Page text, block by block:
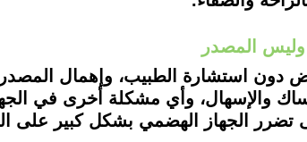
المصدر
دون استشارة الطبيب، وإهمال
والإسهال، وأي مشكلة أخرى في
تضرر الجهاز الهضمي بشكل كبير على